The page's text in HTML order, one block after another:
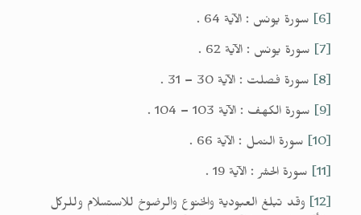
[6]
سورة يونس : الآية 64 .
[7]
سورة يونس : الآية 62 .
[8]
سورة فصلت : الآية 30 – 31 .
[9]
سورة الكهف : الآية 103 – 104 .
[10]
سورة النمل : الآية 66 .
[11]
سورة الحشر : الآية 19 .
[12]
وقد تبلغ العبودية والخنوع والرضوخ للاستسلام وللركل